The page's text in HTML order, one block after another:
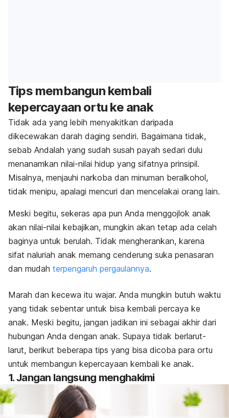
Tips membangun kembali
kepercayaan ortu ke anak
Tidak ada yang lebih menyakitkan daripada
dikecewakan darah daging sendiri. Bagaimana tidak,
sebab Andalah yang sudah susah payah sedari dulu
menanamkan nilai-nilai hidup yang sifatnya prinsipil.
Misalnya, menjauhi narkoba dan minuman beralkohol,
tidak menipu, apalagi mencuri dan mencelakai orang lain.
Meski begitu, sekeras apa pun Anda menggojlok anak
akan nilai-nilai kebajikan, mungkin akan tetap ada celah
baginya untuk berulah. Tidak mengherankan, karena
sifat naluriah anak memang cenderung suka penasaran
dan mudah terpengaruh pergaulannya.
Marah dan kecewa itu wajar. Anda mungkin butuh waktu
yang tidak sebentar untuk bisa kembali percaya ke
anak. Meski begitu, jangan jadikan ini sebagai akhir dari
hubungan Anda dengan anak. Supaya tidak berlarut-
larut, berikut beberapa tips yang bisa dicoba para ortu
untuk membangun kepercayaan kembali ke anak.
1. Jangan langsung menghakimi